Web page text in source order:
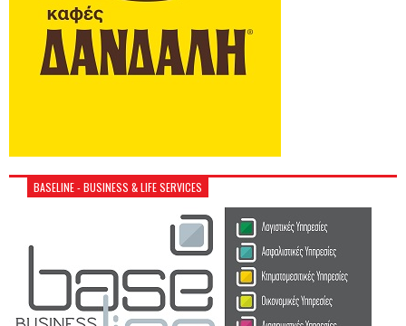
BASELINE - BUSINESS & LIFE SERVICES